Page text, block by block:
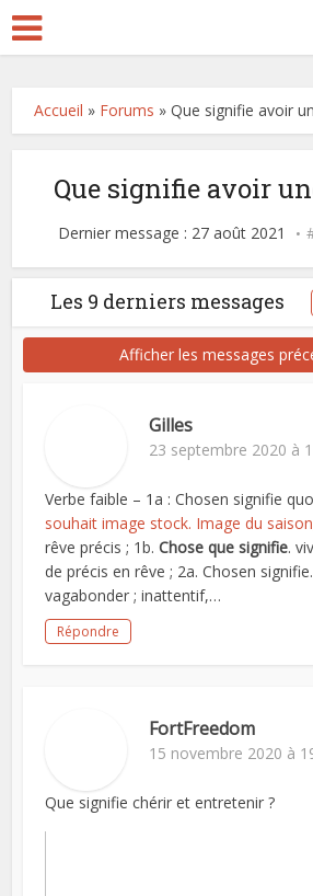
Accueil » Forums »Que signifie avoir
Que signifie avoir
Dernier message : 27 août 2021
Les 9 derniers messages
Afficher les messages
Gilles
23 septembre 2020 à
Verbe faible – 1a : Chosen signifie
souhait image stock. Image du
rêve précis ; 1b.Chose que signifie.
de précis en rêve ; 2a. Chosen
vagabonder ; inattentif,…
Répondre
FortFreedom
15 novembre 2020 à
Que signifie chérir et entretenir ?